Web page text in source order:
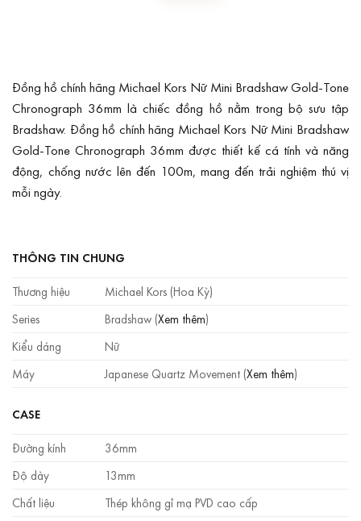
Đồng hồ chính hãng Michael Kors Nữ Mini Bradshaw Gold-Tone
Chronograph 36mm là chiếc đồng hồ nằm trong bộ sưu tập
Bradshaw. Đồng hồ chính hãng Michael Kors Nữ Mini Bradshaw
Gold-Tone Chronograph 36mm được thiết kế cá tính và năng
động, chống nước lên đến 100m, mang đến trải nghiệm thú vị
mỗi ngày.
THÔNG TIN CHUNG
Thương hiệu
Michael Kors (Hoa Kỳ)
Series
Bradshaw (Xem thêm)
Kiểu dáng
Nữ
Máy
Japanese Quartz Movement (Xem thêm)
CASE
Đường kính
36mm
Độ dày
13mm
Chất liệu
Thép không gỉ mạ PVD cao cấp